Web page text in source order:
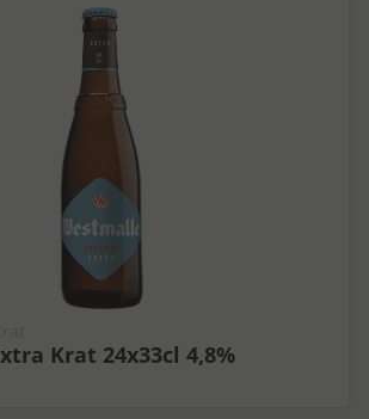
Krat 24x33cl 4,8%